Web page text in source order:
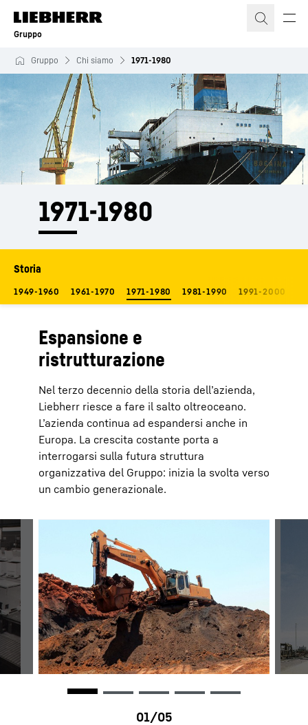
Gruppo
Gruppo Chi siamo 1971-1980
1971-1980
Storia
1949-1960 1961-1970 1971-1980 1981-1990 1991-2000
Espansione e
ristrutturazione
Nel terzo decennio della storia dell’azienda,
Liebherr riesce a fare il salto oltreoceano.
L’azienda continua ad espandersi anche in
Europa. La crescita costante porta a
interrogarsi sulla futura struttura
organizzativa del Gruppo: inizia la svolta verso
un cambio generazionale.